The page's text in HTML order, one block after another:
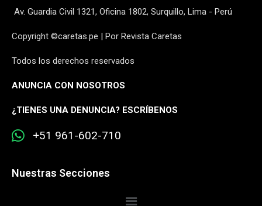
Av. Guardia Civil 1321, Oficina 1802, Surquillo, Lima - Perú
Copyright ©caretas.pe | Por Revista Caretas
Todos los derechos reservados
ANUNCIA CON NOSOTROS
¿TIENES UNA DENUNCIA? ESCRÍBENOS
+51 961-602-710
Nuestras Secciones